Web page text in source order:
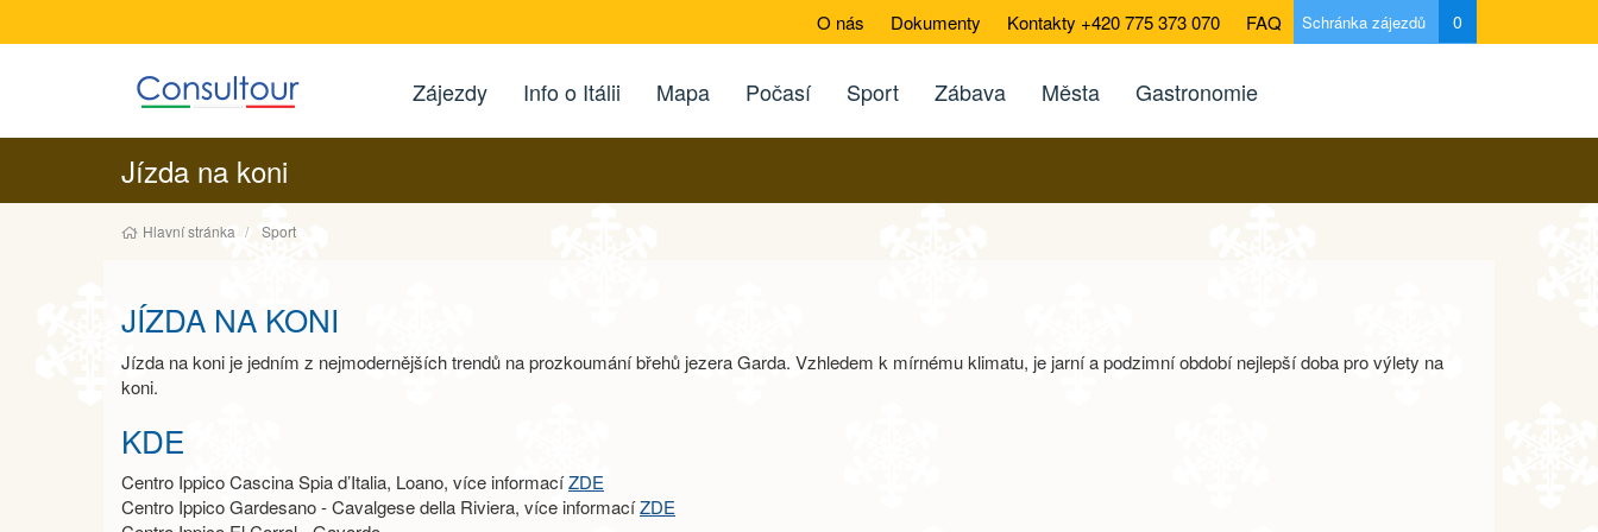
O nás Dokumenty Kontakty +420 775 373 070 FAQ Schránka zájezdů 0
Zájezdy Info o Itálii Mapa Počasí Sport Zábava Města Gastronomie
Jízda na koni
Hlavní stránka Sport
JÍZDA NA KONI
Jízda na koni je jedním z nejmodernějších trendů na prozkoumání břehů jezera Garda. Vzhledem k mírnému klimatu, je jarní a podzimní období nejlepší doba pro výlety na
koni.
KDE
Centro Ippico Cascina Spia d’Italia, Loano, více informacíZDE
Centro Ippico Gardesano - Cavalgese della Riviera, více informacíZDE